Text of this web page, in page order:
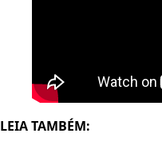
LEIA TAMBÉM: